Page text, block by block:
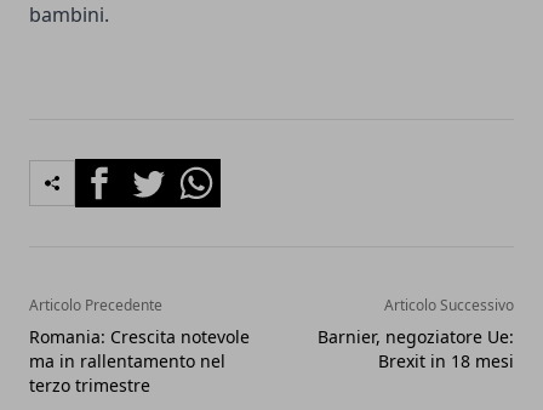
bambini.
FacebookTwitterWhatsapp
Articolo Precedente
Romania: Crescita notevole
ma in rallentamento nel
terzo trimestre
Articolo Successivo
Barnier, negoziatore Ue:
Brexit in 18 mesi